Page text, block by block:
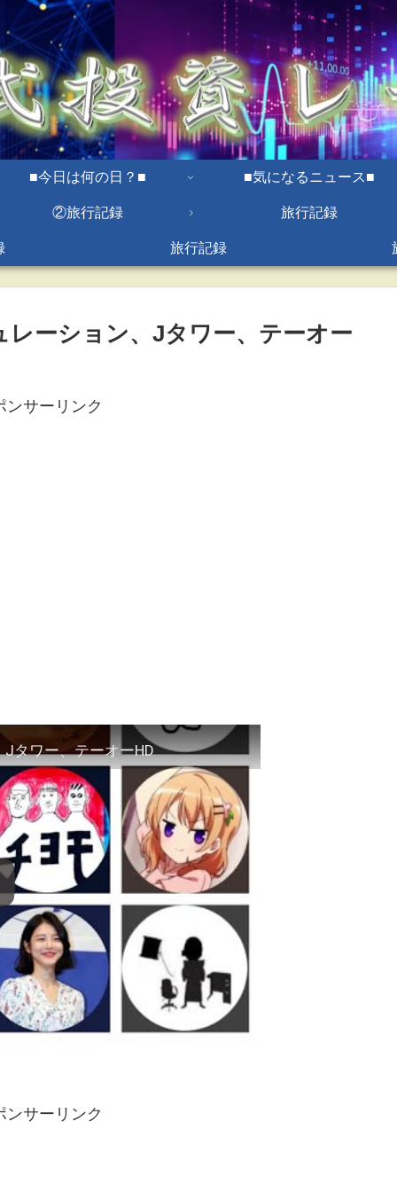
■今日は何の日？■ ■気になるニュース■
②旅行記録 旅行記録
旅行記録
ーション、Jタワー、テーオー
ンサーリンク
ワー、テーオーHD
ンサーリンク